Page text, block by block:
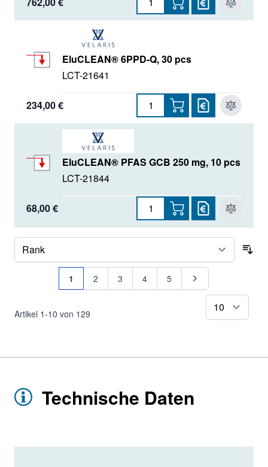
EluCLEAN® 6PPD-Q, 30 pcs
LCT-21641
234,00 €
EluCLEAN® PFAS GCB 250 mg, 10 pcs
LCT-21844
68,00 €
Artikel 1-10 von 129
Seite
Sie lesen gerade Seite
1 Seite
2 Seite
3 Seite
4 Seite
5 Seite
Technische Daten